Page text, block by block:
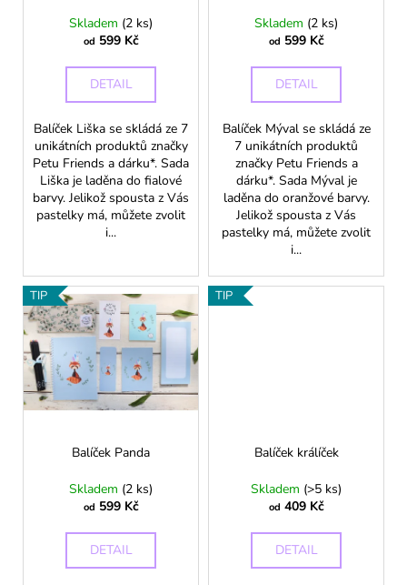
Skladem (2 ks)
od 599 Kč
DETAIL
Balíček Liška se skládá ze 7
unikátních produktů značky
Petu Friends a dárku*. Sada
Liška je laděna do fialové
barvy. Jelikož spousta z Vás
pastelky má, můžete zvolit
i...
Skladem (2 ks)
od 599 Kč
DETAIL
Balíček Mýval se skládá ze
7 unikátních produktů
značky Petu Friends a
dárku*. Sada Mýval je
laděna do oranžové barvy.
Jelikož spousta z Vás
pastelky má, můžete zvolit
i...
TIP
Balíček Panda
Skladem (2 ks)
od 599 Kč
DETAIL
TIP
Balíček králíček
Skladem (>5 ks)
od 409 Kč
DETAIL